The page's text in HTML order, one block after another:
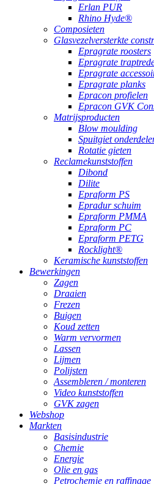
Erlan PUR
Rhino Hyde®
Composieten
Glasvezelversterkte
Epragrate roosters
Epragrate
Epragrate
Epragrate planks
Epracon profielen
Epracon GVK
Matrijsproducten
Blow moulding
Spuitgiet
Rotatie gieten
Reclamekunststoffen
Dibond
Dilite
Epraform PS
Epradur schuim
Epraform PMMA
Epraform PC
Epraform PETG
Rocklight®
Keramische kunststoffen
Bewerkingen
Zagen
Draaien
Frezen
Buigen
Koud zetten
Warm vervormen
Lassen
Lijmen
Polijsten
Assembleren / monteren
Video kunststoffen
GVK zagen
Webshop
Markten
Basisindustrie
Chemie
Energie
Olie en gas
Petrochemie en raffinage